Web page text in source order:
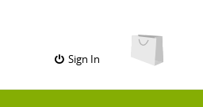
Sign In